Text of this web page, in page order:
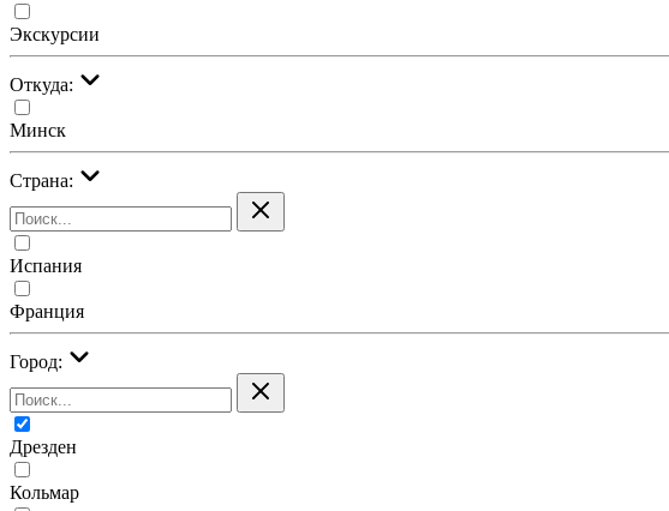
Экскурсии
Откуда:
Минск
Страна:
Испания
Франция
Город:
Дрезден
Кольмар